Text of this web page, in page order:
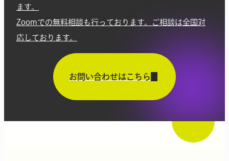
ます。
Zoomでの無料相談も行っております。ご相談は全国対
応しております。
お問い合わせはこちら